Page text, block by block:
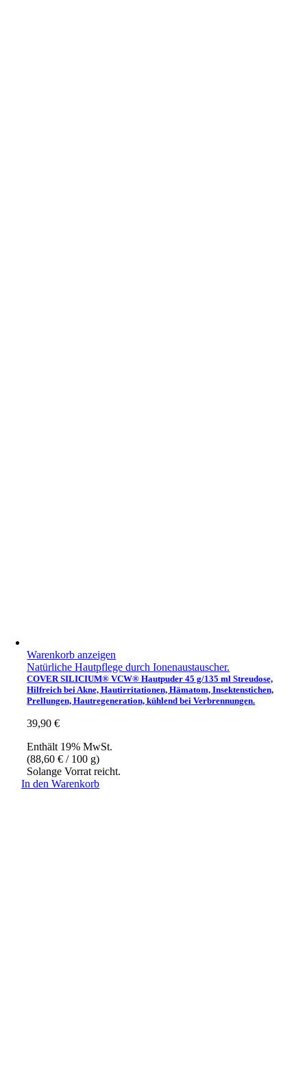
Warenkorb anzeigen
Natürliche Hautpflege durch Ionenaustauscher.
COVER SILICIUM® VCW® Hautpuder 45 g/135 ml Streudose,
Hilfreich bei Akne, Hautirritationen, Hämatom, Insektenstichen,
Prellungen, Hautregeneration, kühlend bei Verbrennungen.
39,90€
Enthält 19% MwSt.
(88,60€ / 100 g)
Solange Vorrat reicht.
In den Warenkorb